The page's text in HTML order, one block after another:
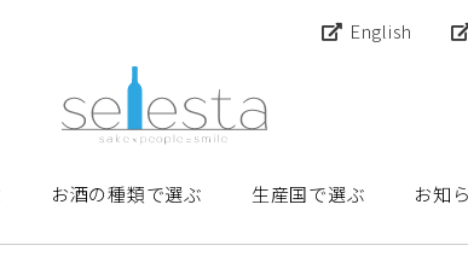
お酒の種類で選ぶ 生産国で選ぶ お知
English